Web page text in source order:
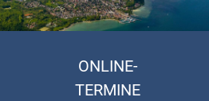
ONLINE-
TERMINE